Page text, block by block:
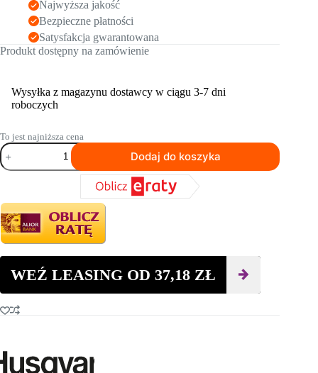
Najwyższa jakość
Bezpieczne płatności
Satysfakcja gwarantowana
Produkt dostępny na zamówienie
Wysyłka z magazynu dostawcy w ciągu 3-7 dni
roboczych
To jest najniższa cena
ilość
System
narzędziowy
GRIND™
EZ
XS25
TS
Dodaj do koszyka
WEŹ LEASING OD 37,18 ZŁ